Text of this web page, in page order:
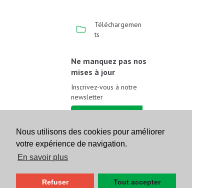
Nous utilisons des cookies pour améliorer
votre expérience de navigation.
En savoir plus
Refuser Tout accepter
Téléchargemen
ts
Ne manquez pas nos
mises à jour
Inscrivez-vous à notre
newsletter
Suivez-nous sur les